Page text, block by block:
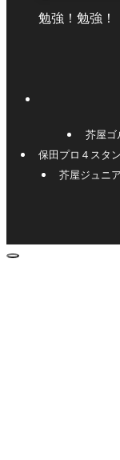
勉強！勉強！
芥屋ゴ
保田プロ４スタ
芥屋ジュニ